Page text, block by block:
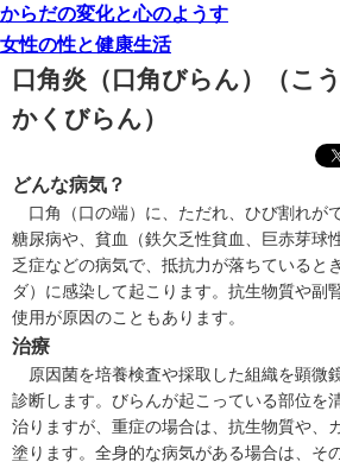
からだの変化と心のようす
女性の性と健康生活
口角炎（口角びらん）
（こ
かくびらん）
どんな病気？
口角（口の端）に、ただれ、ひび割れが
糖尿病や、 貧血 （鉄欠乏性貧血、 巨赤芽球
乏症などの病気で、抵抗力が落ちていると
ダ）に感染して起こります。抗生物質や副
使用が原因のこともあります。
治療
原因菌を培養検査や採取した組織を顕微
診断します。びらんが起こっている部位を
治りますが、重症の場合は、抗生物質や、
塗ります。全身的な病気がある場合は、そ